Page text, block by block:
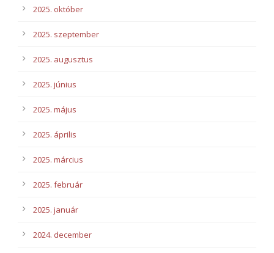
2025. október
2025. szeptember
2025. augusztus
2025. június
2025. május
2025. április
2025. március
2025. február
2025. január
2024. december